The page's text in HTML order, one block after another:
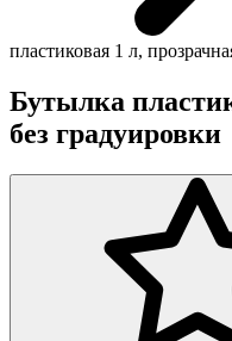
пластиковая 1 л,
Бутылка
без градуировки